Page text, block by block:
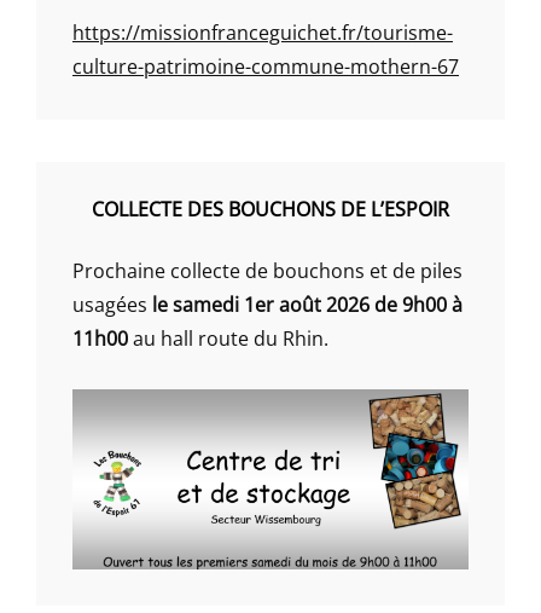
https://missionfranceguichet.fr/tourisme-
culture-patrimoine-commune-mothern-67
COLLECTE DES BOUCHONS DE L’ESPOIR
Prochaine collecte de bouchons et de piles
usagées le samedi 1er août 2026 de 9h00 à
11h00au hall route du Rhin.